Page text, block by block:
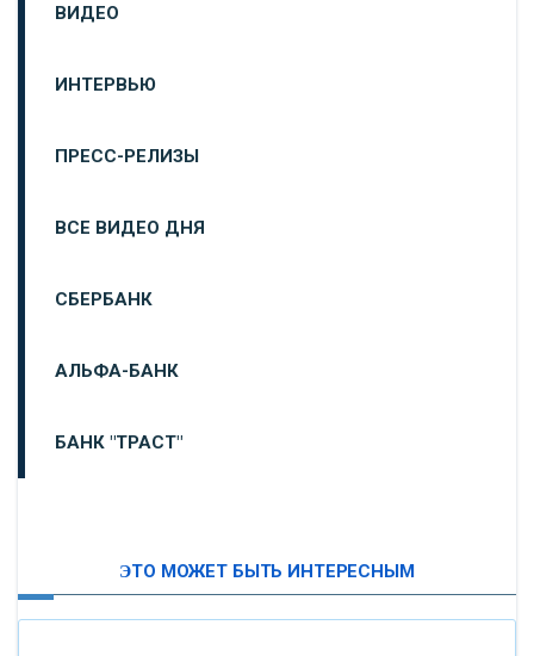
ВИДЕО
ИНТЕРВЬЮ
ПРЕСС-РЕЛИЗЫ
ВСЕ ВИДЕО ДНЯ
СБЕРБАНК
АЛЬФА-БАНК
БАНК "ТРАСТ"
ЭТО МОЖЕТ БЫТЬ ИНТЕРЕСНЫМ